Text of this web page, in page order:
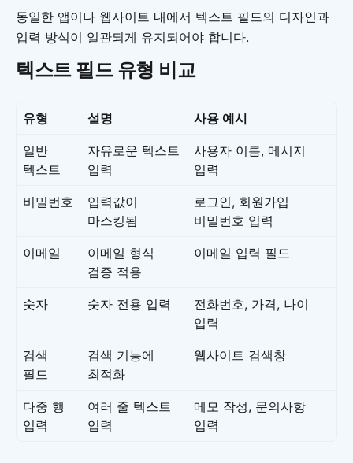
동일한 앱이나 웹사이트 내에서 텍스트 필드의 디자인과
입력 방식이 일관되게 유지되어야 합니다.
텍스트 필드 유형 비교
유형 설명 사용 예시
일반
텍스트
자유로운 텍스트
입력
사용자 이름, 메시지
입력
비밀번호
입력값이
마스킹됨
로그인, 회원가입
비밀번호 입력
이메일
이메일 형식
검증 적용
이메일 입력 필드
숫자 숫자 전용 입력
전화번호, 가격, 나이
입력
검색
필드
검색 기능에
최적화
웹사이트 검색창
다중 행
입력
여러 줄 텍스트
입력
메모 작성, 문의사항
입력